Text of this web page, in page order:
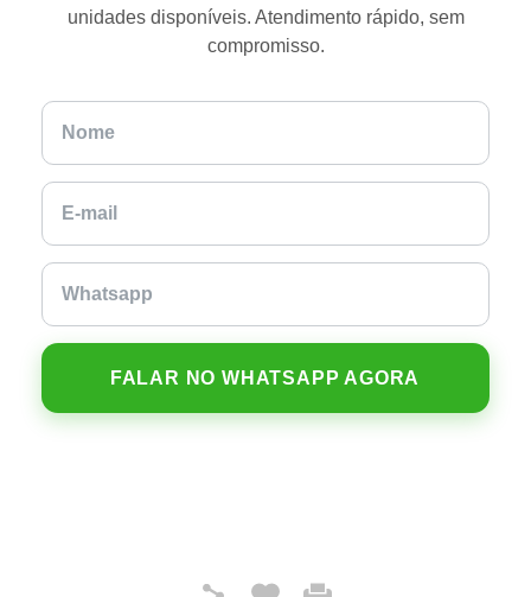
unidades disponíveis. Atendimento rápido, sem
compromisso.
FALAR NO WHATSAPP AGORA